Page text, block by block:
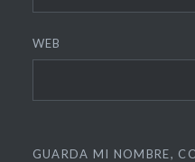
WEB
GUARDA MI NOMBRE,